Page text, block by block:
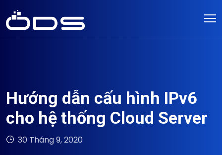
Hướng dẫn cấu hình IPv6
cho hệ thống Cloud Server
30 Tháng 9, 2020